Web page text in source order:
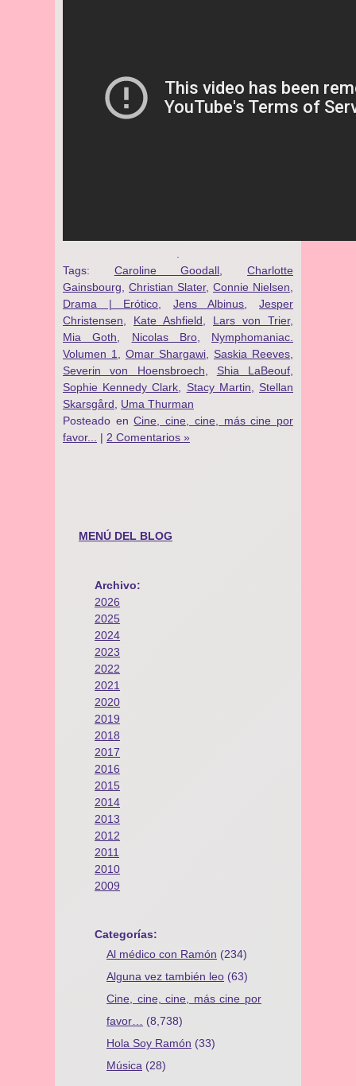
Tags: Caroline Goodall ,Charlotte
Gainsbourg
Christian Slater, Connie Nielsen
Drama | Erótico
Jens Albinus ,Jesper
Christensen
Kate Ashfield Lars von Trier,
Mia Goth
Nicolas Bro, Nymphomaniac.
Volumen 1
Omar Shargawi Saskia Reeves
Severin von Hoensbroech
Shia LaBeouf
Sophie Kennedy Clark
Stacy Martin
Stellan
Skarsgård
Uma Thurman
Posteado enCine, cine, cine, más cine por
favor...
| 2 Comentarios »
MENÚ DEL BLOG
Archivo:
2026
2025
2024
2023
2022
2021
2020
2019
2018
2017
2016
2015
2014
2013
2012
2011
2010
2009
Categorías:
Al médico con Ramón (234)
Alguna vez también leo (63)
Cine, cine, cine, más cine por
favor…
(8,738)
Hola Soy Ramón (33)
Música (28)